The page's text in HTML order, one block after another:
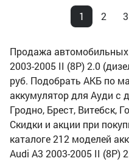
1 2 3
Продажа автомобильных
2003-2005 II (8P) 2.0
руб. Подобрать АКБ по
аккумулятор для Ауди с
Гродно, Брест, Витебск,
Скидки и акции при
каталоге 212 моделей
Audi A3 2003-2005 II (8P)